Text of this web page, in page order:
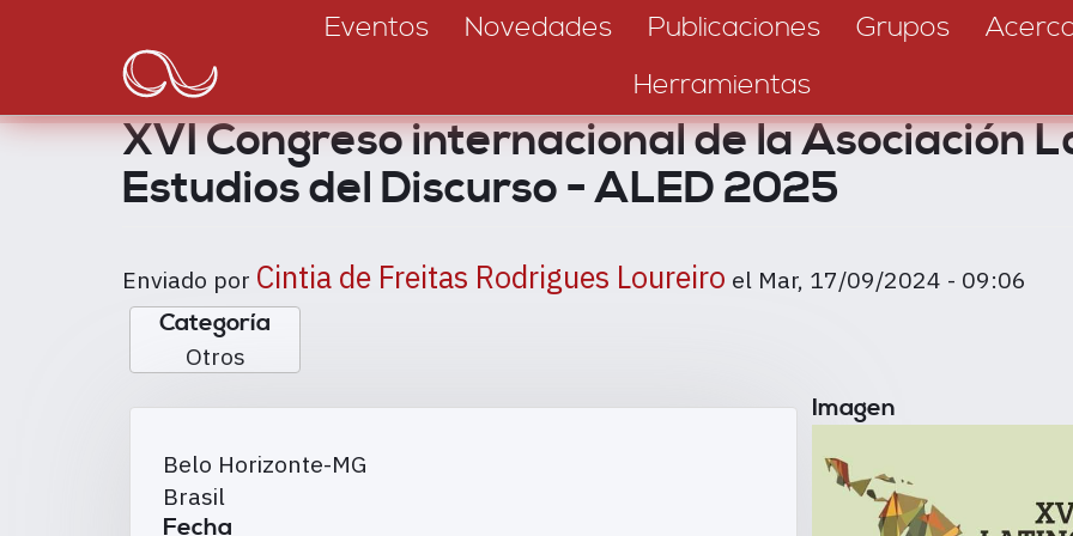
principal
navigation
Eventos Novedades Publicaciones Grupos
Herramientas
XVI Congreso internacional de la Asociación
Estudios del Discurso - ALED 2025
Enviado por Cintia de Freitas Rodrigues Loureiro el Mar, 17/09/2024 - 09:06
Categoría
Otros
Belo Horizonte-MG
Brasil
Fecha
Imagen